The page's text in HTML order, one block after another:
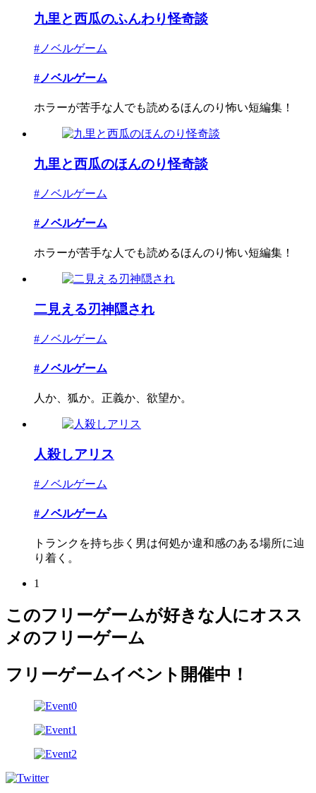
九里と西瓜のふんわり怪奇談
#ノベルゲーム
#ノベルゲーム
ホラーが苦手な人でも読めるほんのり怖い短編集！
九里と西瓜のほんのり怪奇談
#ノベルゲーム
#ノベルゲーム
ホラーが苦手な人でも読めるほんのり怖い短編集！
二見える刃神隠され
#ノベルゲーム
#ノベルゲーム
人か、狐か。正義か、欲望か。
人殺しアリス
#ノベルゲーム
#ノベルゲーム
トランクを持ち歩く男は何処か違和感のある場所に辿
り着く。
1
このフリーゲームが好きな人にオスス
メのフリーゲーム
フリーゲームイベント開催中！